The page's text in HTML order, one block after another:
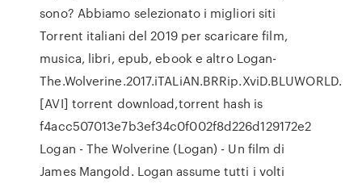
sono? Abbiamo selezionato i migliori siti
Torrent italiani del 2019 per scaricare film,
musica, libri, epub, ebook e altro Logan-
The.Wolverine.2017.iTALiAN.BRRip.XviD.BLUWORLD.
[AVI] torrent download,torrent hash is
f4acc507013e7b3ef34c0f002f8d226d129172e2
Logan - The Wolverine (Logan) - Un film di
James Mangold. Logan assume tutti i volti